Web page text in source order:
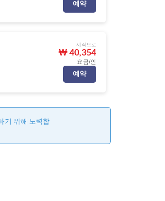
예약
시작으로
₩ 40,354
요금/인
예약
기 위해 노력합